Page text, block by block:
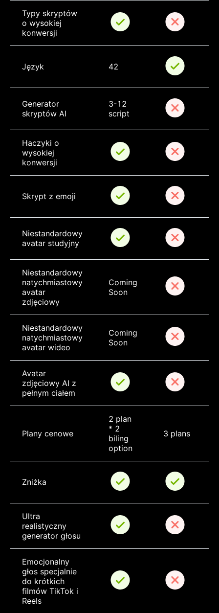
Typy skryptów
o wysokiej
konwersji
Język 42
Generator
skryptów AI
3-12
script
Haczyki o
wysokiej
konwersji
Skrypt z emoji
Niestandardowy
avatar studyjny
Niestandardowy
natychmiastowy
avatar
zdjęciowy
Coming
Soon
Niestandardowy
natychmiastowy
avatar wideo
Coming
Soon
Avatar
zdjęciowy AI z
pełnym ciałem
Plany cenowe
2 plan
* 2
biling
option
3 plans
Zniżka
Ultra
realistyczny
generator głosu
Emocjonalny
głos specjalnie
do krótkich
filmów TikTok i
Reels